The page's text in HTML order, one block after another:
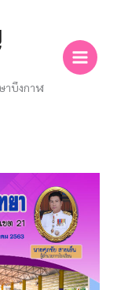
าบึงกาฬ